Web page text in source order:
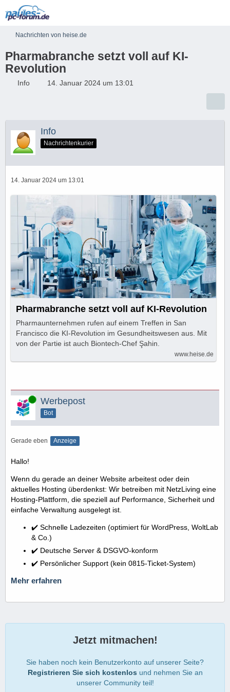
Nachrichten von heise.de
Pharmabranche setzt voll auf KI-
Revolution
Info 14. Januar 2024 um 13:01
Info
Nachrichtenkurier
14. Januar 2024 um 13:01
Pharmabranche setzt voll auf KI-Revolution
Pharmaunternehmen rufen auf einem Treffen in San
Francisco die KI-Revolution im Gesundheitswesen aus. Mit
von der Partie ist auch Biontech-Chef Şahin.
www.heise.de
Online Werbepost
Bot
Gerade eben Anzeige
Hallo!
Wenn du gerade an deiner Website arbeitest oder dein
aktuelles Hosting überdenkst: Wir betreiben mit NetzLiving eine
Hosting-Plattform, die speziell auf Performance, Sicherheit und
einfache Verwaltung ausgelegt ist.
✔️ Schnelle Ladezeiten (optimiert für WordPress, WoltLab
& Co.)
✔️ Deutsche Server & DSGVO-konform
✔️ Persönlicher Support (kein 0815-Ticket-System)
Mehr erfahren
Jetzt mitmachen!
Sie haben noch kein Benutzerkonto auf unserer Seite?
Registrieren Sie sich kostenlos und nehmen Sie an
unserer Community teil!